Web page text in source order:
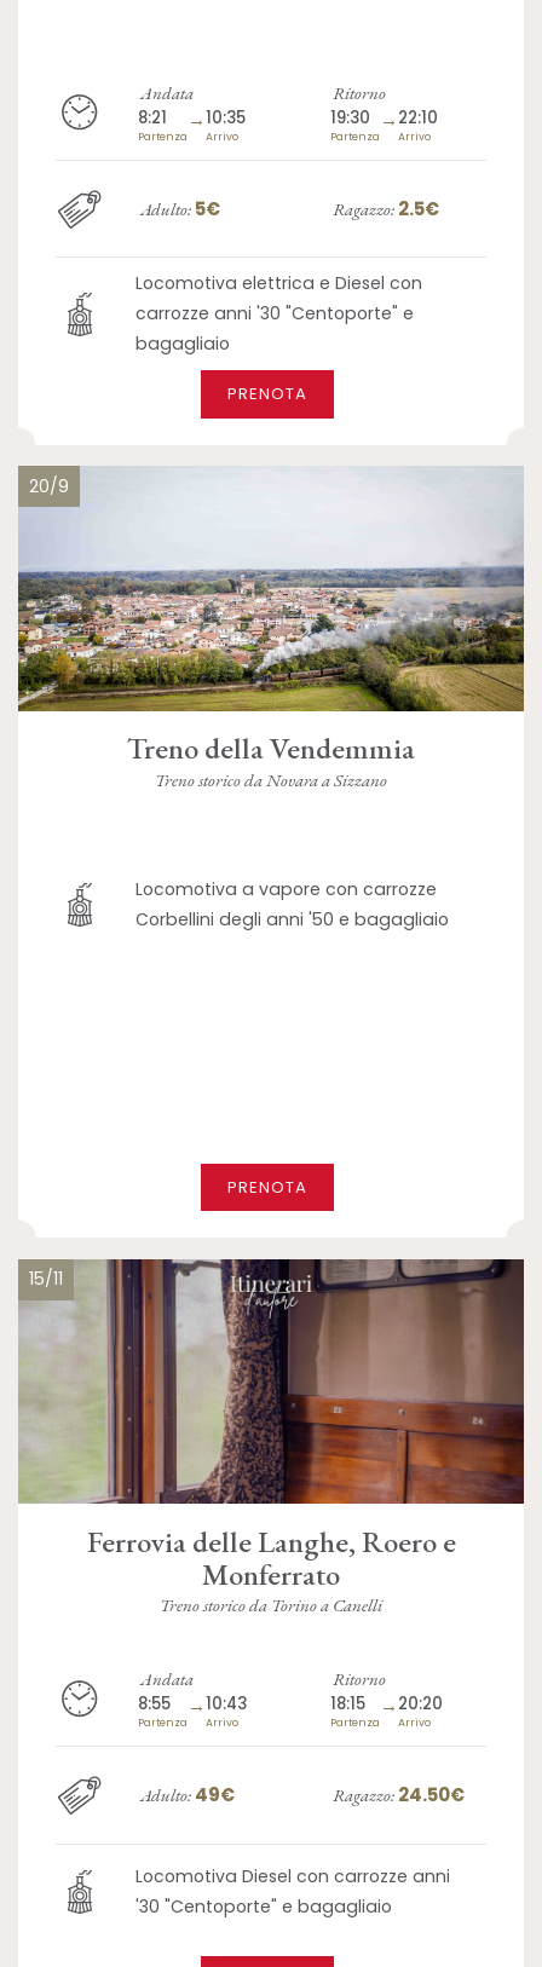
Andata
8:21
Partenza
→10:35
Arrivo
Ritorno
19:30
Partenza
→ 22:10
Arrivo
Adulto: 5€ Ragazzo: 2.5€
Locomotiva elettrica e Diesel con
carrozze anni '30 "Centoporte" e
bagagliaio
PRENOTA
20/9
Treno della Vendemmia
Treno storico da Novara a Sizzano
Locomotiva a vapore con carrozze
Corbellini degli anni '50 e bagagliaio
PRENOTA
15/11
Ferrovia delle Langhe, Roero e
Monferrato
Treno storico da Torino a Canelli
Andata
8:55
Partenza
→10:43
Arrivo
Ritorno
18:15
Partenza
→ 20:20
Arrivo
Adulto: 49€ Ragazzo: 24.50€
Locomotiva Diesel con carrozze anni
'30 "Centoporte" e bagagliaio